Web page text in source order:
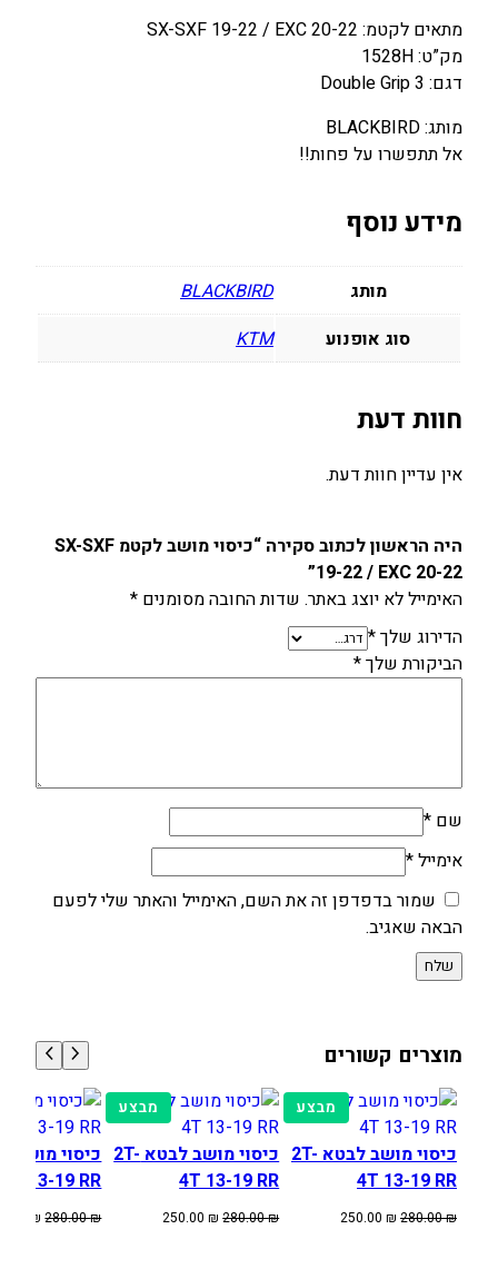
-
S
X
1
9
2
/
-
2
מתאים לקטמ: SX-SXF 19-22 / EXC 20-22
מק”ט: 1528H
דגם: Double Grip 3
מותג: BLACKBIRD
אל תתפשרו על פחות!!
מידע נוסף
מותג
BLACKBIRD
סוג אופנוע
KTM
חוות דעת
אין עדיין חוות דעת.
היה הראשון לכתוב סקירה “כיסוי מושב לקטמ SX-SXF
19-22 / EXC 20-22”
האימייל לא יוצג באתר. שדות החובה מסומנים *
הדירוג שלך*
הביקורת שלך*
שם *
אימייל*
שמור בדפדפן זה את השם, האימייל והאתר שלי לפעם
הבאה שאגיב.
מוצרים קשורים
מבצע מוצרים
במבצע
כיסוי מושב לבטא 2T-
4T 13-19 RR
280.00₪
המחיר250.00 ₪
המחיר
מבצע מוצרים
במבצע
כיסוי מושב לבטא 2T-
4T 13-19 RR
280.00₪
המחיר
250.00₪
המחיר
4T 13-19 RR
280.00₪
המחיר₪